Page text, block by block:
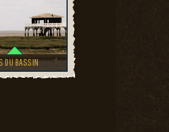
DU BASSIN